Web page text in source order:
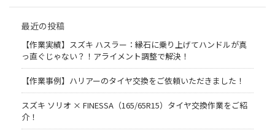
最近の投稿
【作業実績】スズキ ハスラー：縁石に乗り上げてハンドルが真
っ直ぐじゃない？！アライメント調整で解決！
【作業事例】ハリアーのタイヤ交換をご依頼いただきました！
スズキ ソリオ × FINESSA（165/65R15）タイヤ交換作業をご紹
介！